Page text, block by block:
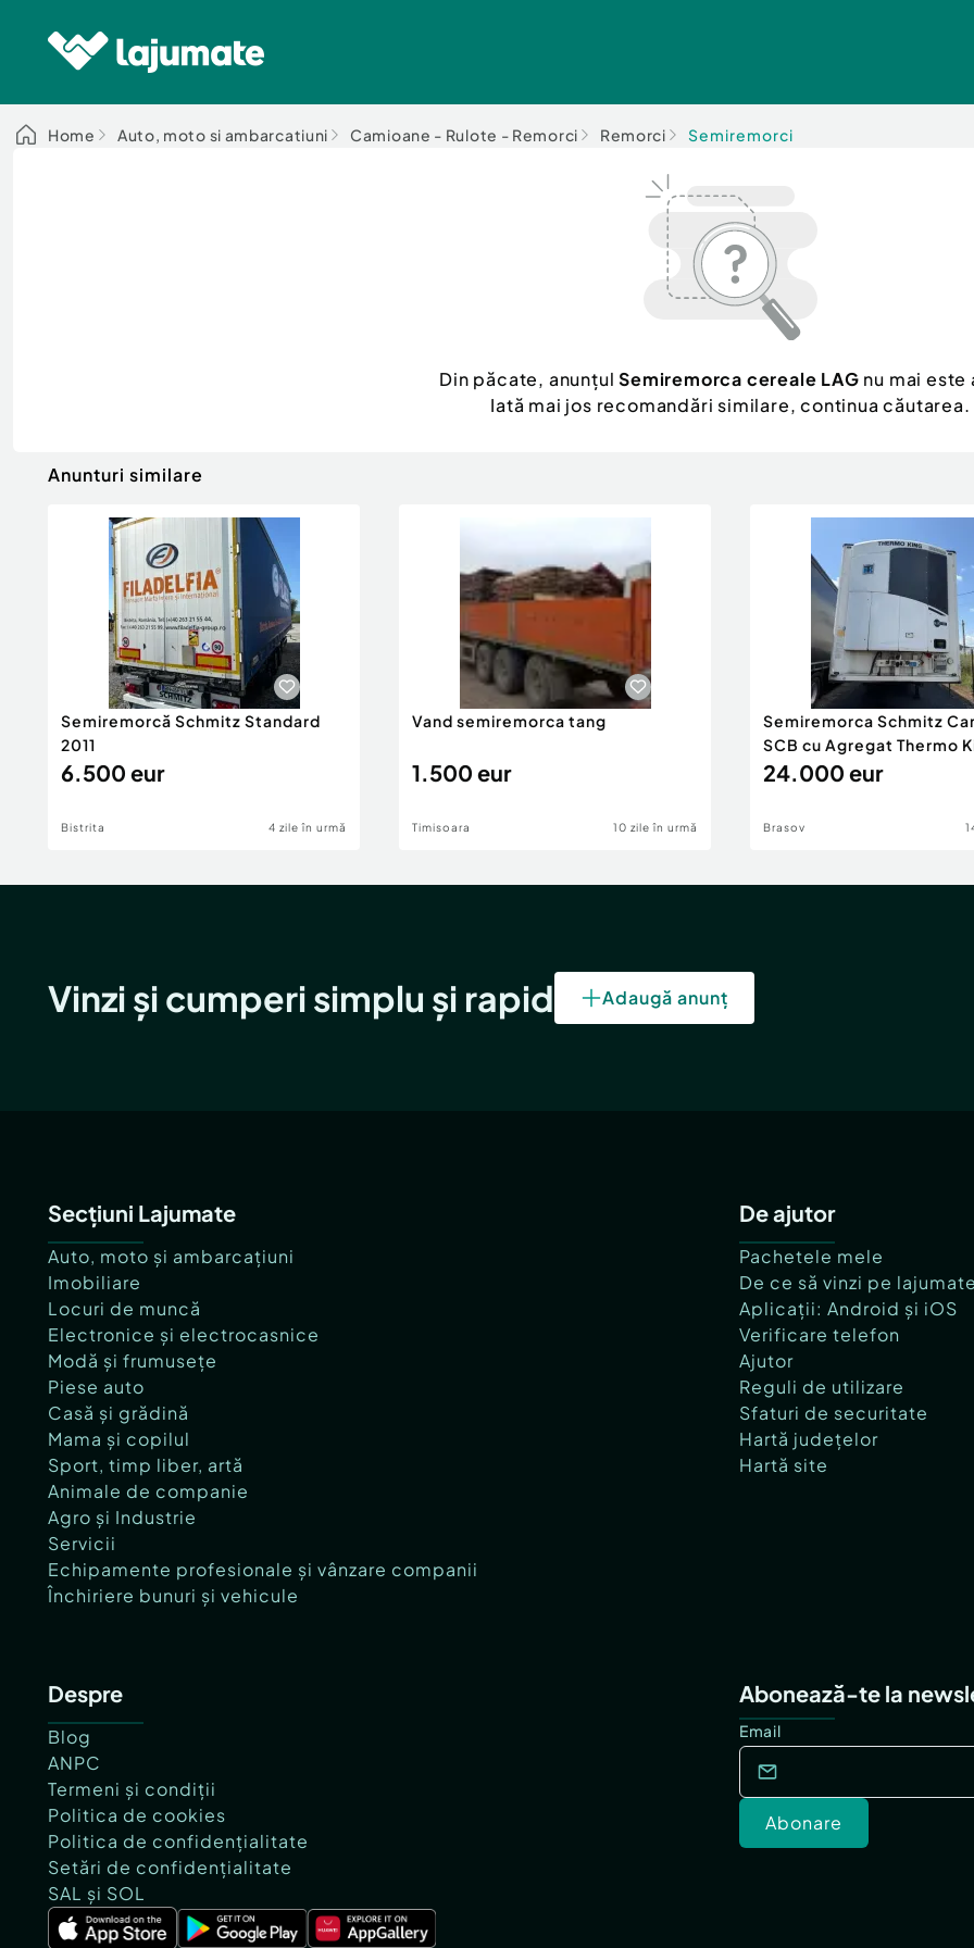
Home Auto, moto si ambarcatiuni Camioane - Rulote - Remorci Remorci Semiremorci
Din păcate, anunțulSemiremorca cereale LAG nu mai este
Iată mai jos recomandări similare, continua căutarea.
Anunturi similare
Semiremorcă Schmitz Standard
2011
6.500 eur
Bistrita 4 zile în urmă
Vand semiremorca tang
1.500 eur
Timisoara 10 zile în urmă
Semiremorca Schmitz
SCB cu Agregat Thermo
300
24.000 eur
Brasov
Vinzi și cumperi simplu și rapid Adaugă anunț
Secțiuni Lajumate
Auto, moto și ambarcațiuni
Imobiliare
Locuri de muncă
Electronice și electrocasnice
Modă și frumusețe
Piese auto
Casă și grădină
Mama și copilul
Sport, timp liber, artă
Animale de companie
Agro și Industrie
Servicii
Echipamente profesionale și vânzare companii
Închiriere bunuri și vehicule
De ajutor
Pachetele mele
De ce să vinzi pe
Aplicații: Android și iOS
Verificare telefon
Ajutor
Reguli de utilizare
Sfaturi de securitate
Hartă județelor
Hartă site
Despre
Blog
ANPC
Termeni și condiții
Politica de cookies
Politica de confidențialitate
Setări de confidențialitate
SAL și SOL
Abonează-te la
Email
Abonare